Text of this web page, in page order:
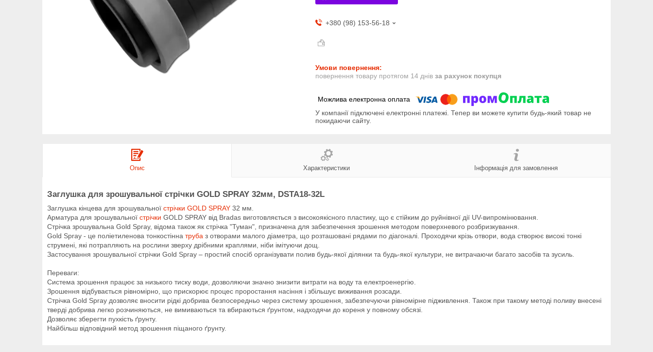
+380 (98) 153-56-18
повернення товару протягом 14 днів за рахунок покупця
У компанії підключені електронні платежі. Тепер ви можете купити будь-який товар не
покидаючи сайту.
Опис Характеристики Інформація для замовлення
Заглушка для зрошувальної стрічки GOLD SPRAY 32мм, DSTA18-32L
Заглушка кінцева для зрошувальної стрічки GOLD SPRAY 32 мм.
Арматура для зрошувальної стрічки GOLD SPRAY від Bradas виготовляється з високоякісного пластику, що є стійким до руйнівної дії UV-випромінювання.
Стрічка зрошувальна Gold Spray, відома також як стрічка "Туман", призначена для забезпечення зрошення методом поверхневого розбризкування.
Gold Spray - це поліетиленова тонкостінна труба з отворами малого діаметра, що розташовані рядами по діагоналі. Проходячи крізь отвори, вода створює високі тонкі
струмені, які потрапляють на рослини зверху дрібними краплями, ніби імітуючи дощ.
Застосування зрошувальної стрічки Gold Spray – простий спосіб організувати полив будь-якої ділянки та будь-якої культури, не витрачаючи багато засобів та зусиль.
Переваги:
Система зрошення працює за низького тиску води, дозволяючи значно знизити витрати на воду та електроенергію.
Зрошення відбувається рівномірно, що прискорює процес проростання насіння і збільшує виживання розсади.
Стрічка Gold Spray дозволяє вносити рідкі добрива безпосередньо через систему зрошення, забезпечуючи рівномірне підживлення. Також при такому методі поливу внесені
тверді добрива легко розчиняються, не вимиваються та вбираються ґрунтом, надходячи до кореня у повному обсязі.
Дозволяє зберегти пухкість ґрунту.
Найбільш відповідний метод зрошення піщаного ґрунту.